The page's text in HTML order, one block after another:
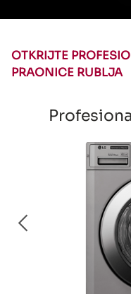
OTKRIJTE
PRAONICE RUBLJA